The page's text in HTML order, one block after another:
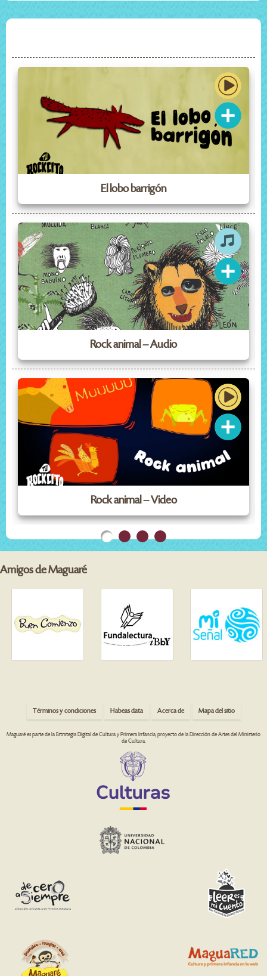
El lobo barrigón
Rock animal – Audio
Rock animal – Video
Amigos de Maguaré
Términos y condiciones Habeas data Acerca de Mapa del sitio
Maguaré es parte de la Estrategia Digital de Cultura y Primera Infancia, proyecto de la Dirección de Artes del Ministerio
de Cultura.